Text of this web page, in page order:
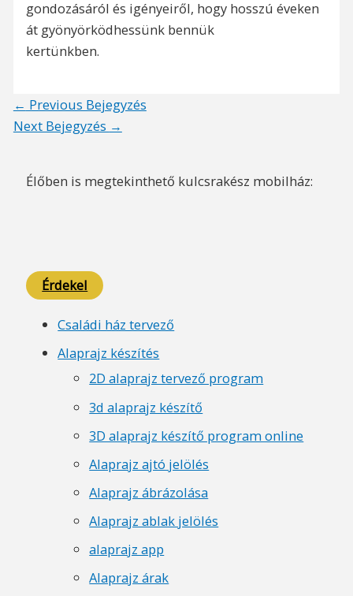
gondozásáról és igényeiről, hogy hosszú éveken
át gyönyörködhessünk bennük
kertünkben.
Post
navigation
← Previous Bejegyzés
Next Bejegyzés →
Élőben is megtekinthető kulcsrakész mobilház:
Érdekel
Családi ház tervező
Alaprajz készítés
2D alaprajz tervező program
3d alaprajz készítő
3D alaprajz készítő program online
Alaprajz ajtó jelölés
Alaprajz ábrázolása
Alaprajz ablak jelölés
alaprajz app
Alaprajz árak